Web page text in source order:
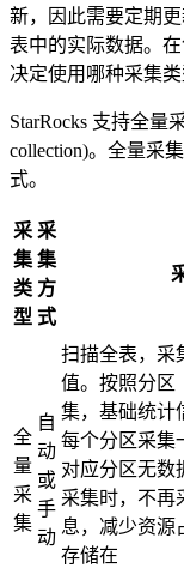
新，因此需要定期
表中的实际数据。
决定使用哪种采集类
StarRocks 支持全量
collection)。全量采
式。
采
集
类
型
采
集
方
式
全
量
采
集
自
动
或
手
动
扫描全表，采
值。按照分区
集，基础统计
每个分区采集
对应分区无数
采集时，不再
息，减少资源
存储在